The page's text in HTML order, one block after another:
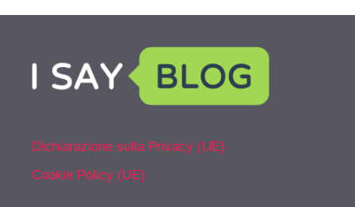
Dichiarazione sulla Privacy (UE)
Cookie Policy (UE)